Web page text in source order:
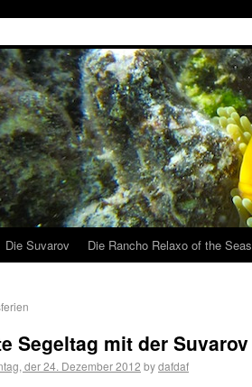
Die Suvarov Die Rancho Relaxo of the Seas
Segeltag mit der Suvarov
der 24. Dezember 2012 bydafdaf